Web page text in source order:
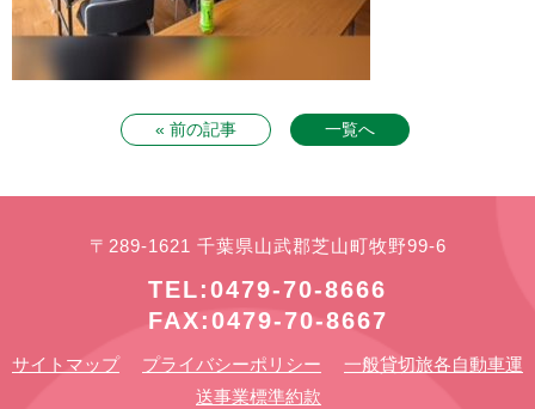
« 前の記事 一覧へ
〒289-1621 千葉県山武郡芝山町牧野99-6
TEL:0479-70-8666
FAX:0479-70-8667
サイトマップ プライバシーポリシー
一般貸切旅各自動車運
送事業標準約款